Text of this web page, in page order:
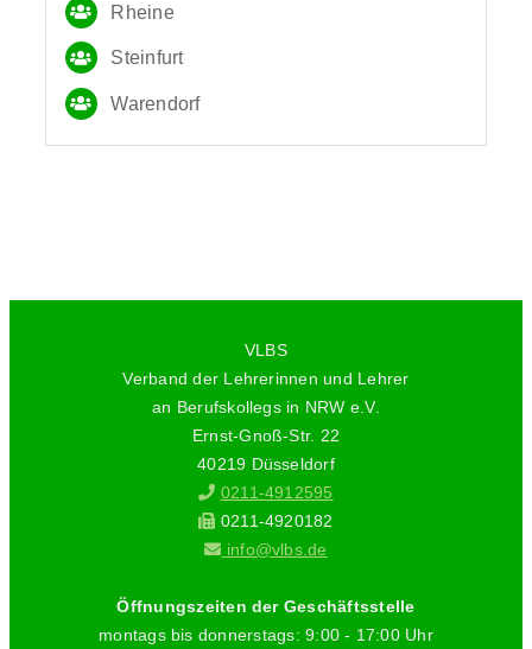
Rheine
Steinfurt
Warendorf
VLBS
Verband der Lehrerinnen und Lehrer
an Berufskollegs in NRW e.V.
Ernst-Gnoß-Str. 22
40219 Düsseldorf
0211-4912595
0211-4920182
info@vlbs.de
Öffnungszeiten der Geschäftsstelle
montags bis donnerstags: 9:00 - 17:00 Uhr